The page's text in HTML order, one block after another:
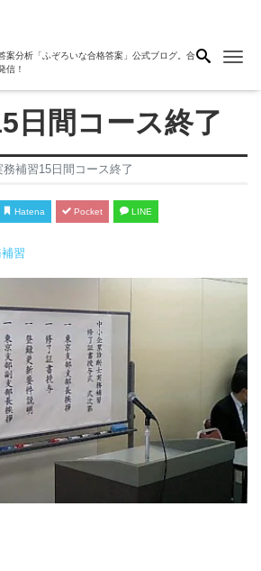
案分析「ふぞろいな合格答案」公式ブログ。合
信！
日間コース終了
務補習15日間コース終了
Hatena Pocket LINE
習